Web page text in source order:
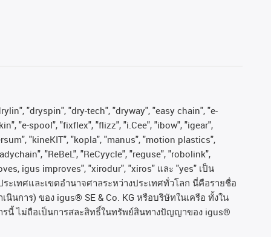
"dryspin", "dry-tech", "dryway", "easy chain", "e-
"e-spool", "fixflex", "flizz", "i.Cee", "ibow", "igear",
"kineKIT", "kopla", "manus", "motion plastics",
"ReBeL", "ReCyycle", "reguse", "robolink",
igus improves", "xirodur", "xiros" และ "yes" เป็น
ะเทศและเขตอํานาจศาลระหว่างประเทศทั่วโลก นี่คือรายชื่อ
นินการ) ของ igus® SE & Co. KG หรือบริษัทในเครือ ทั้งใน
รนี้ไม่ถือเป็นการสละสิทธิ์ในทรัพย์สินทางปัญญาของ igus®